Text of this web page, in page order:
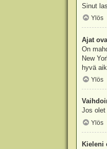
Sinut
Ylös
Ajat
On
New
hyvä
Ylös
Jos olet
Ylös
Kieleni